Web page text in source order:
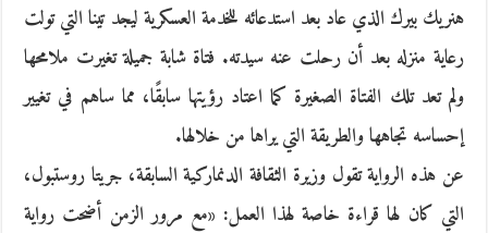
هنريك بيرك الذي عاد بعد استدعائه للخدمة العسكرية ليجد تينا التي تولت
رعاية منزله بعد أن رحلت عنه سيدته. فتاة شابة جميلة تغيرت ملامحها
ولم تعد تلك الفتاة الصغيرة كما اعتاد رؤيتها سابقًا، مما ساهم في تغيير
إحساسه تجاهها والطريقة التي يراها من خلالها.
عن هذه الرواية تقول وزيرة الثقافة الدنماركية السابقة، جريتا روستبول،
التي كان لها قراءة خاصة لهذا العمل: «مع مرور الزمن أضحت رواية